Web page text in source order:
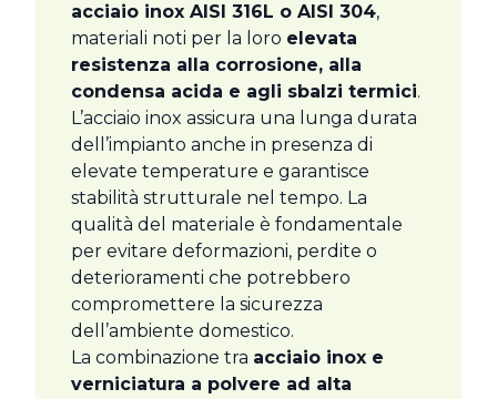
acciaio inox AISI 316L o AISI 304,
materiali noti per la loro elevata
resistenza alla corrosione, alla
condensa acida e agli sbalzi termici.
L’acciaio inox assicura una lunga durata
dell’impianto anche in presenza di
elevate temperature e garantisce
stabilità strutturale nel tempo. La
qualità del materiale è fondamentale
per evitare deformazioni, perdite o
deterioramenti che potrebbero
compromettere la sicurezza
dell’ambiente domestico.
La combinazione tra acciaio inox e
verniciatura a polvere ad alta